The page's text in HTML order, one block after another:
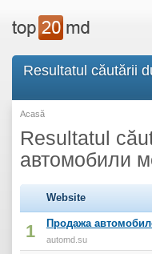
Resultatul căutării
Acasă
Resultatul
автомобили
Website
1 Продажа
automd.su